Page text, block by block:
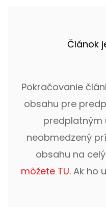
Článok
Pokračovanie
obsahu pre
predplatným
neobmedzený
obsahu na
môžete TU. Ak ho